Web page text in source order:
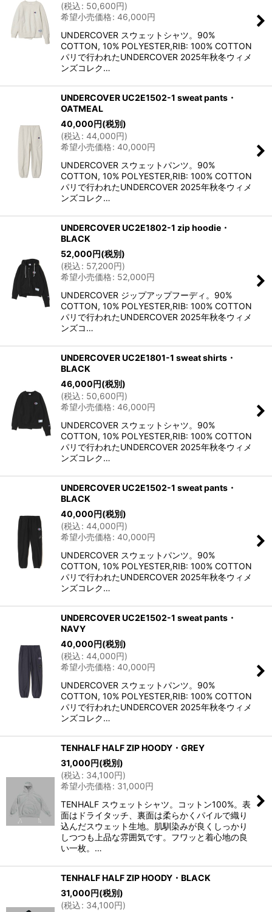
(税込: 50,600円)
希望小売価格: 46,000円
UNDERCOVER スウェットシャツ。90%
COTTON, 10% POLYESTER,RIB: 100% COTTON
パリで行われたUNDERCOVER 2025年秋冬ウィメ
ンズコレク…
UNDERCOVER UC2E1502-1 sweat pants・
OATMEAL
40,000円(税別)
(税込: 44,000円)
希望小売価格: 40,000円
UNDERCOVER スウェットパンツ。90%
COTTON, 10% POLYESTER,RIB: 100% COTTON
パリで行われたUNDERCOVER 2025年秋冬ウィメ
ンズコレク…
UNDERCOVER UC2E1802-1 zip hoodie・
BLACK
52,000円(税別)
(税込: 57,200円)
希望小売価格: 52,000円
UNDERCOVER ジップアップフーディ。90%
COTTON, 10% POLYESTER,RIB: 100% COTTON
パリで行われたUNDERCOVER 2025年秋冬ウィメ
ンズコ…
UNDERCOVER UC2E1801-1 sweat shirts・
BLACK
46,000円(税別)
(税込: 50,600円)
希望小売価格: 46,000円
UNDERCOVER スウェットシャツ。90%
COTTON, 10% POLYESTER,RIB: 100% COTTON
パリで行われたUNDERCOVER 2025年秋冬ウィメ
ンズコレク…
UNDERCOVER UC2E1502-1 sweat pants・
BLACK
40,000円(税別)
(税込: 44,000円)
希望小売価格: 40,000円
UNDERCOVER スウェットパンツ。90%
COTTON, 10% POLYESTER,RIB: 100% COTTON
パリで行われたUNDERCOVER 2025年秋冬ウィメ
ンズコレク…
UNDERCOVER UC2E1502-1 sweat pants・
NAVY
40,000円(税別)
(税込: 44,000円)
希望小売価格: 40,000円
UNDERCOVER スウェットパンツ。90%
COTTON, 10% POLYESTER,RIB: 100% COTTON
パリで行われたUNDERCOVER 2025年秋冬ウィメ
ンズコレク…
TENHALF HALF ZIP HOODY・GREY
31,000円(税別)
(税込: 34,100円)
希望小売価格: 31,000円
TENHALF スウェットシャツ。コットン100%。表
面はドライタッチ、裏面は柔らかくパイルで織り
込んだスウェット生地。肌馴染みが良くしっかり
しつつも上品な雰囲気です。フワッと着心地の良
い一枚。…
TENHALF HALF ZIP HOODY・BLACK
31,000円(税別)
(税込: 34,100円)